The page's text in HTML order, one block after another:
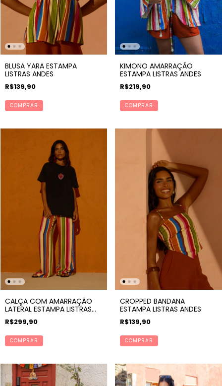
BLUSA YARA ESTAMPA
LISTRAS ANDES
R$139,90
COMPRAR
KIMONO AMARRAÇÃO
ESTAMPA LISTRAS ANDES
R$219,90
COMPRAR
CALÇA COM AMARRAÇÃO
LATERAL ESTAMPA LISTRAS
ANDES
R$299,90
COMPRAR
CROPPED BANDANA
ESTAMPA LISTRAS ANDES
R$139,90
COMPRAR